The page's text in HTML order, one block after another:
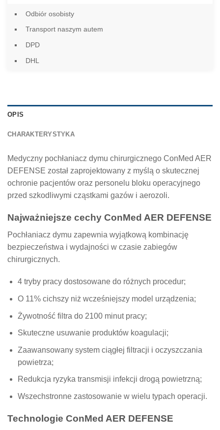
Odbiór osobisty
Transport naszym autem
DPD
DHL
OPIS
CHARAKTERYSTYKA
Medyczny pochłaniacz dymu chirurgicznego ConMed AER
DEFENSE został zaprojektowany z myślą o skutecznej
ochronie pacjentów oraz personelu bloku operacyjnego
przed szkodliwymi cząstkami gazów i aerozoli.
Najważniejsze cechy ConMed AER DEFENSE
Pochłaniacz dymu zapewnia wyjątkową kombinację
bezpieczeństwa i wydajności w czasie zabiegów
chirurgicznych.
4 tryby pracy dostosowane do różnych procedur;
O 11% cichszy niż wcześniejszy model urządzenia;
Żywotność filtra do 2100 minut pracy;
Skuteczne usuwanie produktów koagulacji;
Zaawansowany system ciągłej filtracji i oczyszczania
powietrza;
Redukcja ryzyka transmisji infekcji drogą powietrzną;
Wszechstronne zastosowanie w wielu typach operacji.
Technologie ConMed AER DEFENSE